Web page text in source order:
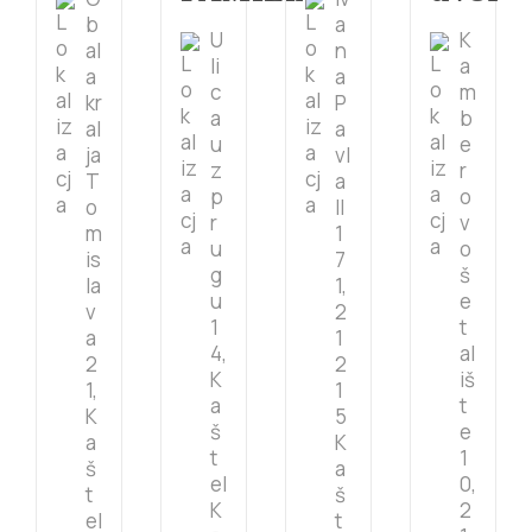
b
al
a
kr
al
ja
T
o
m
is
la
v
a
2
1,
K
a
š
t
el
U
li
c
a
u
z
p
r
u
g
u
1
4,
K
a
š
t
el
K
a
n
a
P
a
vl
a
II
1
7
1,
2
1
2
1
5
K
a
š
t
K
a
m
b
e
r
o
v
o
š
e
t
al
iš
t
e
1
0,
2